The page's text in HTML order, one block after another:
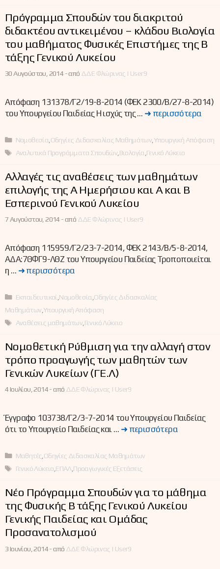
Πρόγραμμα Σπουδών του διακριτού
διδακτέου αντικειμένου – κλάδου Βιολογία
του μαθήματος Φυσικές Επιστήμες της Β΄
τάξης Γενικού Λυκείου
30 Αυγούστου, 2014 -από ΔΔΕ Φλώρινας | User9
Απόφαση 131378/Γ2/19-8-2014 (ΦΕΚ 2300/Β/27-8-2014)
του Υπουργείου Παιδείας Η ισχύς της … ➜ περισσότερα
Κατηγορίες
Νομοθεσία Οδηγίες Διδασκαλίας Μαθημάτων Υπουργική Απόφαση
Ετικέτες
Αναλυτικά Προγράμματα Σπουδών Βιολογία Γενικό Λύκειο
Αλλαγές τις αναθέσεις των μαθημάτων
επιλογής της Α΄ Ημερήσιου και Α΄ και Β΄
Εσπερινού Γενικού Λυκείου
7 Αυγούστου, 2014 -από ΔΔΕ Φλώρινας | User9
Απόφαση 115959/Γ2/23-7-2014, ΦΕΚ 2143/Β/5-8-2014,
ΑΔΑ:7ΘΦΓ9-ΛΘΖ του Υπουργείου Παιδείας Τροποποιείται
η … ➜ περισσότερα
Κατηγορίες
Εκπαιδευτικοί Νομοθεσία Οδηγίες Διδασκαλίας
Μαθημάτων Υπουργική Απόφαση
Ετικέτες
Αναθέσεις μαθημάτων Γενικό Λύκειο
Νομοθετική Ρύθμιση για την αλλαγή στον
τρόπο προαγωγής των μαθητών των
Γενικών Λυκείων (ΓΕ.Λ)
4 Ιουλίου, 2014 -από ΔΔΕ Φλώρινας | User9
Έγγραφο 103738/Γ2/3-7-2014 του Υπουργείου Παιδείας
ότι το Υπουργείο Παιδείας και … ➜ περισσότερα
Κατηγορίες
Μαθητές Οδηγίες Διδασκαλίας Μαθημάτων
Ετικέτες
Γενικό Λύκειο ΕΠΑΛ Προαγωγικές Εξετάσεις
Νέο Πρόγραμμα Σπουδών για το μάθημα
της Φυσικής Β΄ τάξης Γενικού Λυκείου
Γενικής Παιδείας και Ομάδας
Προσανατολισμού
3 Ιουνίου, 2014 -από ΔΔΕ Φλώρινας | User9